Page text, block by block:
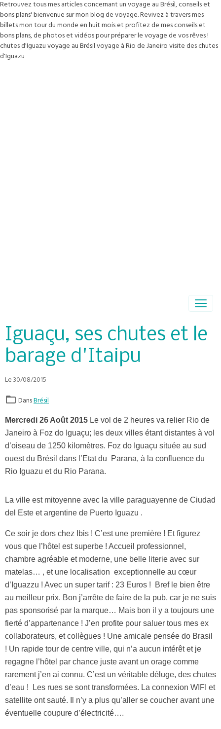
Retrouvez tous mes articles concernant un voyage au Brésil, conseils et
bons plans' bienvenue sur mon blog de voyage. Revivez à travers mes
billets mon tour du monde en huit mois et profitez de mes conseils et
bons plans, de photos et vidéos pour préparer le voyage de vos rêves !
chutes d'Iguazu voyage au Brésil voyage à Rio de Janeiro visite des chutes
d'Iguazu
Iguaçu, ses chutes et le
barage d'Itaipu
Le 30/08/2015
DansBrésil
Mercredi 26 Août 2015 Le vol de 2 heures va relier Rio de
Janeiro à Foz do Iguaçu; les deux villes étant distantes à vol
d’oiseau de 1250 kilomètres. Foz do Iguaçu située au sud
ouest du Brésil dans l’Etat du Parana, à la confluence du
Rio Iguazu et du Rio Parana.
La ville est mitoyenne avec la ville paraguayenne de Ciudad
del Este et argentine de Puerto Iguazu .
Ce soir je dors chez Ibis ! C’est une première ! Et figurez
vous que l’hôtel est superbe ! Accueil professionnel,
chambre agréable et moderne, une belle literie avec sur
matelas… , et une localisation exceptionnelle au cœur
d’Iguazzu ! Avec un super tarif : 23 Euros ! Bref le bien être
au meilleur prix. Bon j’arrête de faire de la pub, car je ne suis
pas sponsorisé par la marque… Mais bon il y a toujours une
fierté d’appartenance ! J’en profite pour saluer tous mes ex
collaborateurs, et collègues ! Une amicale pensée do Brasil
! Un rapide tour de centre ville, qui n’a aucun intérêt et je
regagne l’hôtel par chance juste avant un orage comme
rarement j’en ai connu. C’est un véritable déluge, des chutes
d’eau ! Les rues se sont transformées. La connexion WIFI et
satellite ont sauté. Il n’y a plus qu’aller se coucher avant une
éventuelle coupure d’électricité….